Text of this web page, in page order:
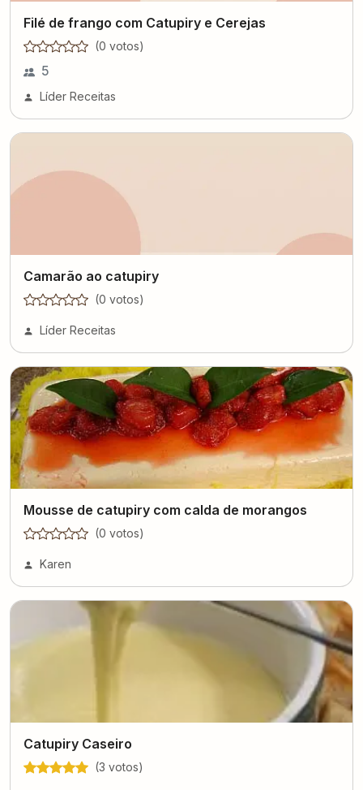
Filé de frango com Catupiry e Cerejas
(0 votos)
5
Líder Receitas
Camarão ao catupiry
(0 votos)
Líder Receitas
Mousse de catupiry com calda de morangos
(0 votos)
Karen
Catupiry Caseiro
(3 votos)